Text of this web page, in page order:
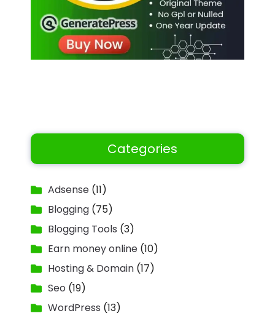
Categories
Adsense (11)
Blogging (75)
Blogging Tools (3)
Earn money online (10)
Hosting & Domain (17)
Seo (19)
WordPress (13)